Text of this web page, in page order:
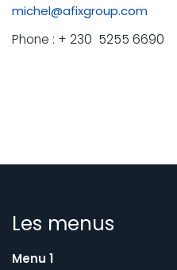
michel@afixgroup.com
Phone : + 230 5255 6690
Les menus
Menu 1